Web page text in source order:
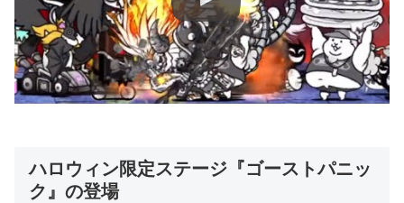
ハロウィン限定ステージ『ゴーストパニッ
ク』の登場